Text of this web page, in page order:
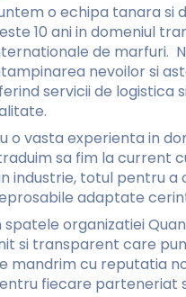
o echipa tanara si
10 ani in domeniul
de marfuri.
nevoilor si
servicii de logistica
o vasta experienta in
sa fim la current
industrie, totul pentru a
adaptate
spatele organizatiei
si transparent care
mandrim cu reputatia
fiecare parteneriat